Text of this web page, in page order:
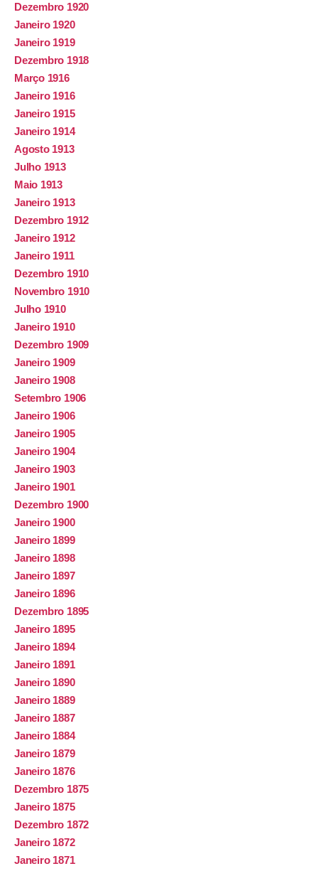
Dezembro 1920
Janeiro 1920
Janeiro 1919
Dezembro 1918
Março 1916
Janeiro 1916
Janeiro 1915
Janeiro 1914
Agosto 1913
Julho 1913
Maio 1913
Janeiro 1913
Dezembro 1912
Janeiro 1912
Janeiro 1911
Dezembro 1910
Novembro 1910
Julho 1910
Janeiro 1910
Dezembro 1909
Janeiro 1909
Janeiro 1908
Setembro 1906
Janeiro 1906
Janeiro 1905
Janeiro 1904
Janeiro 1903
Janeiro 1901
Dezembro 1900
Janeiro 1900
Janeiro 1899
Janeiro 1898
Janeiro 1897
Janeiro 1896
Dezembro 1895
Janeiro 1895
Janeiro 1894
Janeiro 1891
Janeiro 1890
Janeiro 1889
Janeiro 1887
Janeiro 1884
Janeiro 1879
Janeiro 1876
Dezembro 1875
Janeiro 1875
Dezembro 1872
Janeiro 1872
Janeiro 1871